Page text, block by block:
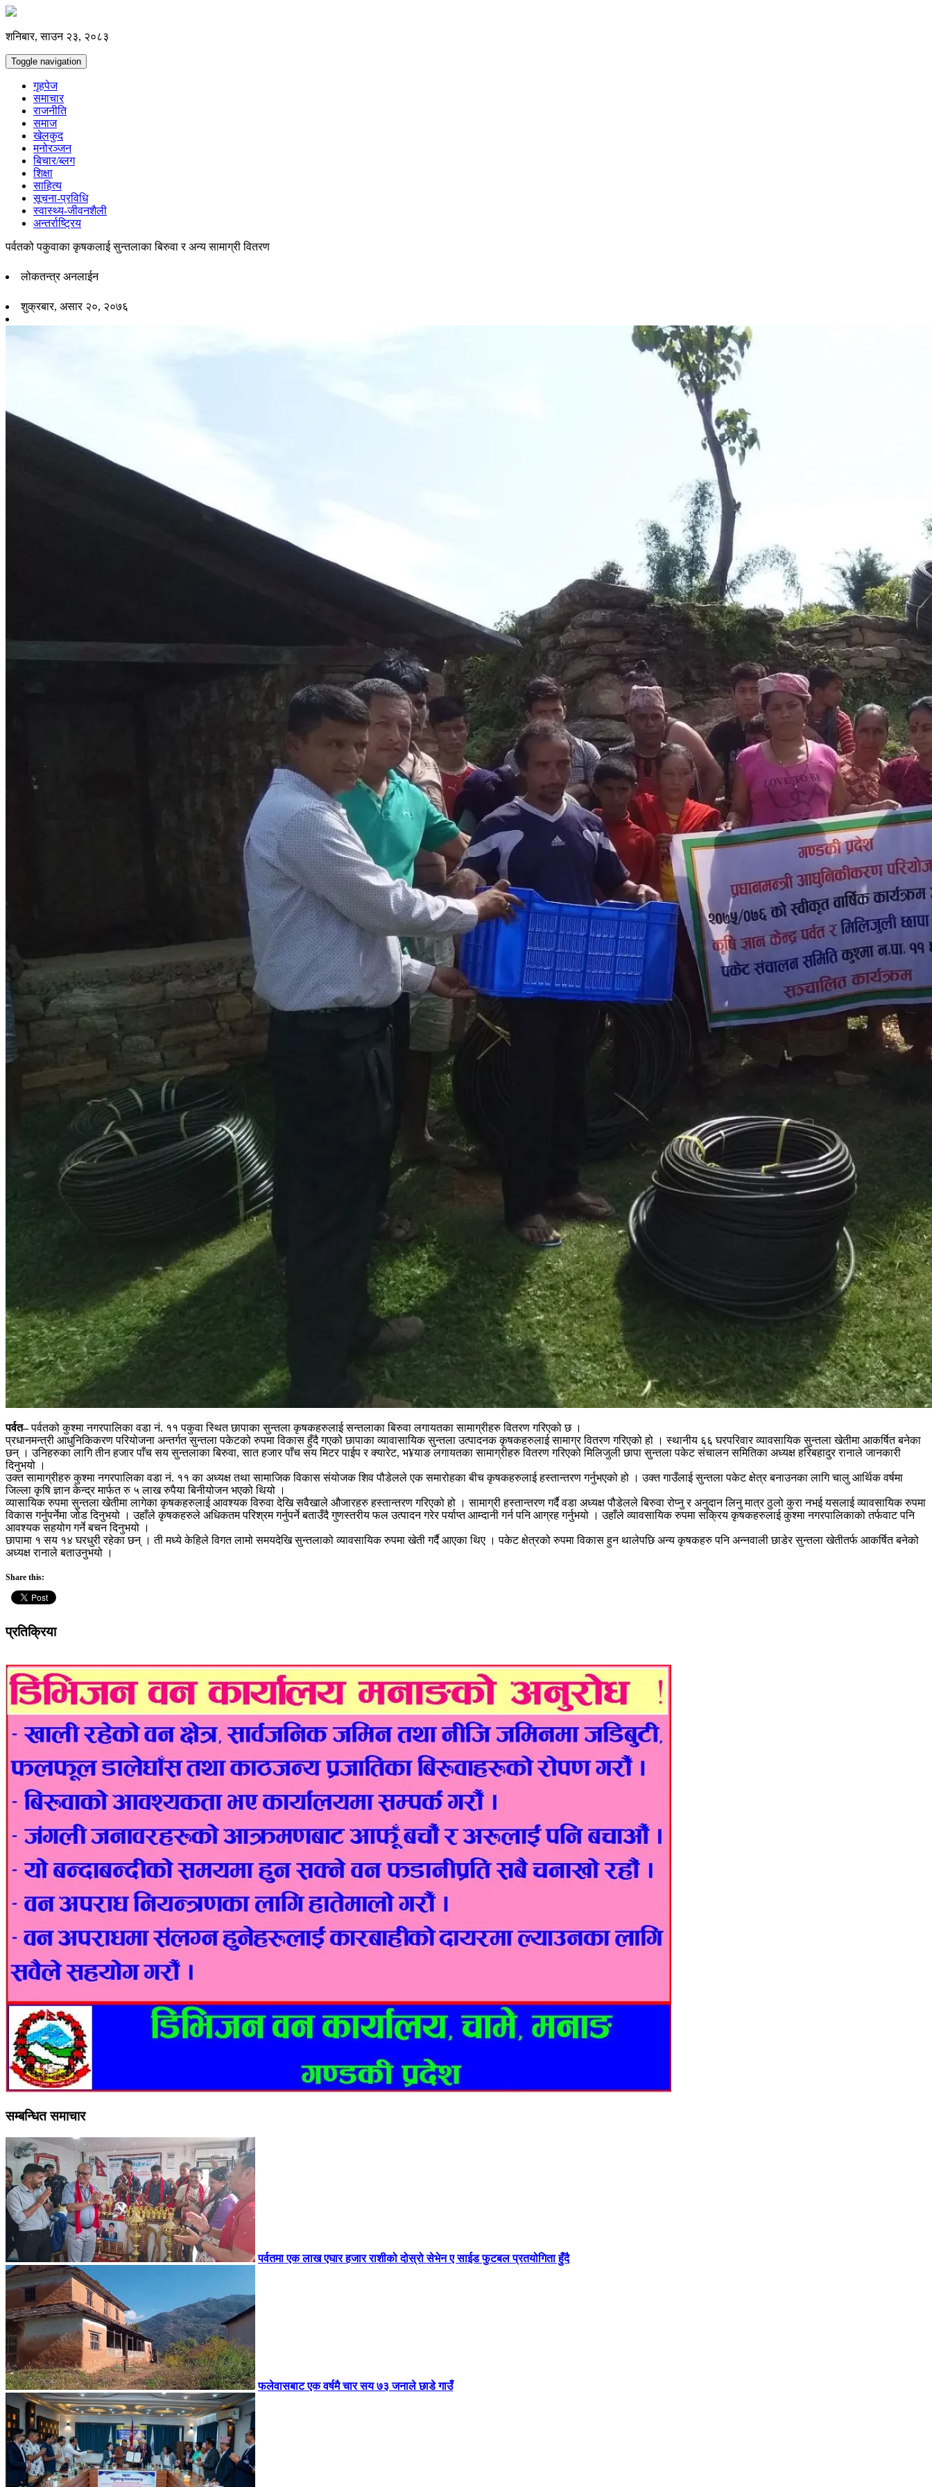
शनिबार, साउन २३, २०८३
Toggle navigation
गृहपेज
समाचार
राजनीति
समाज
खेलकुद
मनोरञ्जन
बिचार/ब्लग
शिक्षा
साहित्य
सूचना-प्रविधि
स्वास्थ्य-जीवनशैली
अन्तर्राष्ट्रिय
पर्वतको पकुवाका कृषकलाई सुन्तलाका बिरुवा र अन्य सामाग्री वितरण
लोकतन्त्र अनलाईन
शुक्रबार, असार २०, २०७६
पर्वत–पर्वतको कुश्मा नगरपालिका वडा नं. ११ पकुवा स्थित छापाका सुन्तला कृषकहरुलाई सन्तलाका बिरुवा लगायतका सामाग्रीहरु वितरण गरिएको छ ।
प्रधानमन्त्री आधुनिकिकरण परियोजना अन्तर्गत सुन्तला पकेटको रुपमा विकास हुँदै गएको छापाका व्यावासायिक सुन्तला उत्पादनक कृषकहरुलाई सामाग्र वितरण गरिएको हो । स्थानीय ६६ घरपरिवार व्यावसायिक सुन्तला खेतीमा आकर्षित बनेका
छन् । उनिहरुका लागि तीन हजार पाँच सय सुन्तलाका बिरुवा, सात हजार पाँच सय मिटर पाईप र क्यारेट, भ¥याङ लगायतका सामाग्रीहरु वितरण गरिएको मिलिजुली छापा सुन्तला पकेट संचालन समितिका अध्यक्ष हरिबहादुर रानाले जानकारी
दिनुभयो ।
उक्त सामाग्रीहरु कुश्मा नगरपालिका वडा नं. ११ का अध्यक्ष तथा सामाजिक विकास संयोजक शिव पौडेलले एक समारोहका बीच कृषकहरुलाई हस्तान्तरण गर्नुभएको हो । उक्त गाउँलाई सुन्तला पकेट क्षेत्र बनाउनका लागि चालु आर्थिक वर्षमा
जिल्ला कृषि ज्ञान केन्द्र मार्फत रु ५ लाख रुपैया बिनीयोजन भएको थियो ।
व्यासायिक रुपमा सुन्तला खेतीमा लागेका कृषकहरुलाई आवश्यक विरुवा देखि सवैखाले औजारहरु हस्तान्तरण गरिएको हो । सामाग्री हस्तान्तरण गर्दै वडा अध्यक्ष पौडेलले बिरुवा रोप्नु र अनुदान लिनु मात्र ठुलो कुरा नभई यसलाई व्यावसायिक रुपमा
विकास गर्नुपर्नेमा जोड दिनुभयो । उहाँले कृषकहरुले अधिकतम परिश्रम गर्नुपर्ने बताउँदै गुणस्तरीय फल उत्पादन गरेर पर्याप्त आम्दानी गर्न पनि आग्रह गर्नुभयो । उहाँले व्यावसायिक रुपमा सक्रिय कृषकहरुलाई कुश्मा नगरपालिकाको तर्फवाट पनि
आवश्यक सहयोग गर्ने बचन दिनुभयो ।
छापामा १ सय १४ घरधुरी रहेका छन् । ती मध्ये केहिले विगत लामो समयदेखि सुन्तलाको व्यावसायिक रुपमा खेती गर्दै आएका थिए । पकेट क्षेत्रको रुपमा विकास हुन थालेपछि अन्य कृषकहरु पनि अन्नवाली छाडेर सुन्तला खेतीतर्फ आकर्षित बनेको
अध्यक्ष रानाले बताउनुभयो ।
Share this:
प्रतिक्रिया
सम्बन्धित समाचार
पर्वतमा एक लाख एघार हजार राशीको दोस्रो सेभेन ए साईड फुटबल प्रतयोगिता हुँदै
फलेवासबाट एक वर्षमै चार सय ७३ जनाले छाडे गाउँ